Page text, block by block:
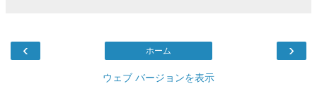
‹ ›
ホーム
ウェブ バージョンを表示